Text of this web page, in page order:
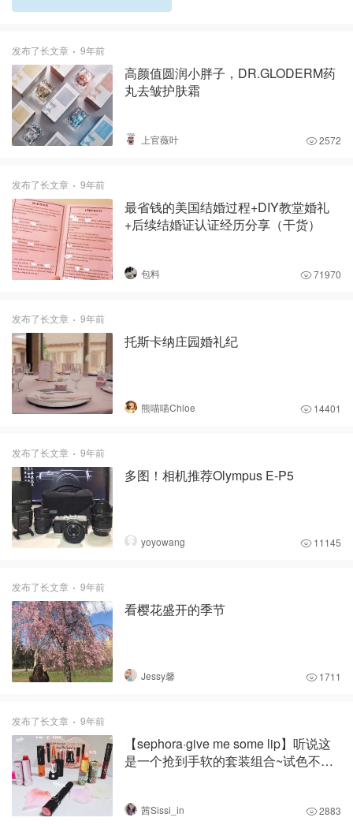
了是在哪里买的，然后我在朋友圈和小红书的动态也被朋友问是什
着新奇就买回来了，真的太精致了。这颗蛋是可以打开的，里面有
一条精美的五彩蓝龙，太美啦。我妈看了觉得很美已经放话了，说
让我把这颗龙蛋给她哈哈哈😃 去年夏天回国还给家里的妹妹买了几
条项链，她超喜欢的。所以当回国伴手礼也是不错的选择👍
Selenichast 价格不高，一般在£20-40就可以拿下。遇到品牌打折的
时候入手简直太值啦💌
发布了长文章 9年前
高颜值圆润小胖子，DR.GLODERM药
丸去皱护肤霜
上官薇叶 2572
发布了长文章 9年前
最省钱的美国结婚过程+DIY教堂婚礼
+后续结婚证认证经历分享（干货）
包料 71970
发布了长文章 9年前
托斯卡纳庄园婚礼纪
熊喵喵Chloe 14401
发布了长文章 9年前
多图！相机推荐Olympus E-P5
yoyowang 11145
发布了长文章 9年前
看樱花盛开的季节
Jessy馨 1711
发布了长文章 9年前
【sephora·give me some lip】听说这
是一个抢到手软的套装组合~试色不
茜Sissi_in 2883